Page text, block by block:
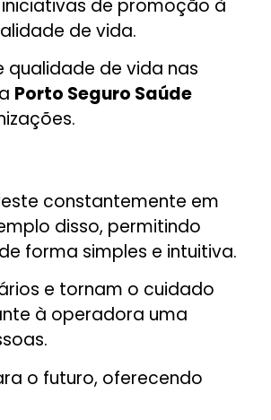
de promoção à
de vida.
de vida nas
Porto Seguro Saúde
constantemente em
disso, permitindo
forma simples e intuitiva.
e tornam o cuidado
à operadora uma
o futuro, oferecendo